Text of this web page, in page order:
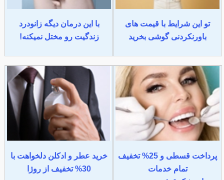
تو این شرایط با قیمت های
باورنکردنی گوشی بخرید
با این درمان دیگه زانودرد
زندگیت رو مختل نمیکنه!
پرداخت قسطی و 25% تخفیف
تمام خدمات
خرید عطر و ادکلن دلخواهت با
30% تخفیف از روژا